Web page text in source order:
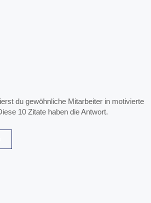
du gewöhnliche Mitarbeiter in motivierte
10 Zitate haben die Antwort.